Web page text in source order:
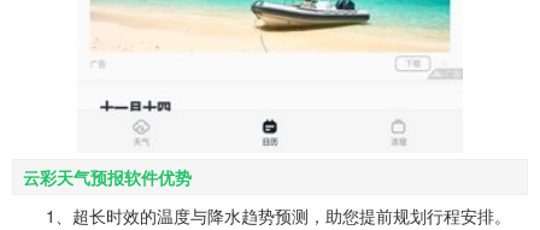
云彩天气预报软件优势
1、超长时效的温度与降水趋势预测，助您提前规划行程安排。